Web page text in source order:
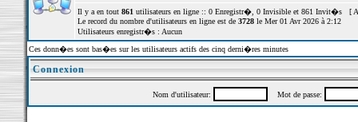
Il y a en tout 861 utilisateurs en ligne :: 0 Enregistr�, 0 Invisible et 861 Invit�s [
Le record du nombre d'utilisateurs en ligne est de 3728le Mer 01 Avr 2026 à 2:12
Utilisateurs enregistr�s : Aucun
Ces donn�es sont bas�es sur les utilisateurs actifs des cinq derni�res minutes
Connexion
Nom d'utilisateur: Mot de passe: